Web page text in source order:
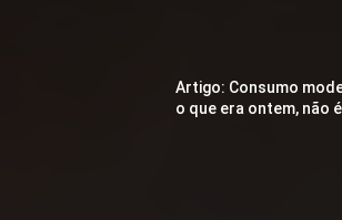
Artigo: Consumo
o que era ontem, não